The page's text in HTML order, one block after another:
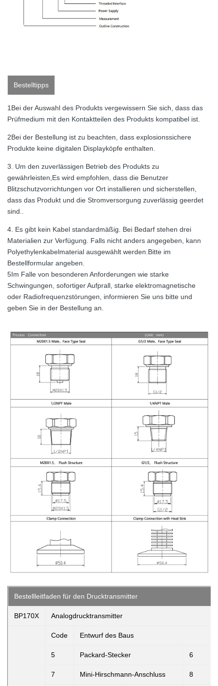
Bestelltipps
1Bei der Auswahl des Produkts vergewissern Sie sich, dass das
Prüfmedium mit den Kontaktteilen des Produkts kompatibel ist.
2Bei der Bestellung ist zu beachten, dass explosionssichere
Produkte keine digitalen Displayköpfe enthalten.
3. Um den zuverlässigen Betrieb des Produkts zu
gewährleisten,Es wird empfohlen, dass die Benutzer
Blitzschutzvorrichtungen vor Ort installieren und sicherstellen,
dass das Produkt und die Stromversorgung zuverlässig geerdet
sind..
4. Es gibt kein Kabel standardmäßig. Bei Bedarf stehen drei
Materialien zur Verfügung. Falls nicht anders angegeben, kann
Polyethylenkabelmaterial ausgewählt werden.Bitte im
Bestellformular angeben.
5Im Falle von besonderen Anforderungen wie starke
Schwingungen, sofortiger Aufprall, starke elektromagnetische
oder Radiofrequenzstörungen, informieren Sie uns bitte und
geben Sie in der Bestellung an.
Bestellleitfaden für den Drucktransmitter
BP170X Analogdrucktransmitter
Code Entwurf des Baus
5 Packard-Stecker 6
7 Mini-Hirschmann-Anschluss 8